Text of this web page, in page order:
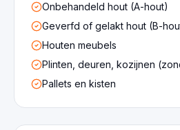
Onbehandeld hout (A-hout)
Geverfd of gelakt hout (B-
Houten meubels
Plinten, deuren, kozijnen
Pallets en kisten